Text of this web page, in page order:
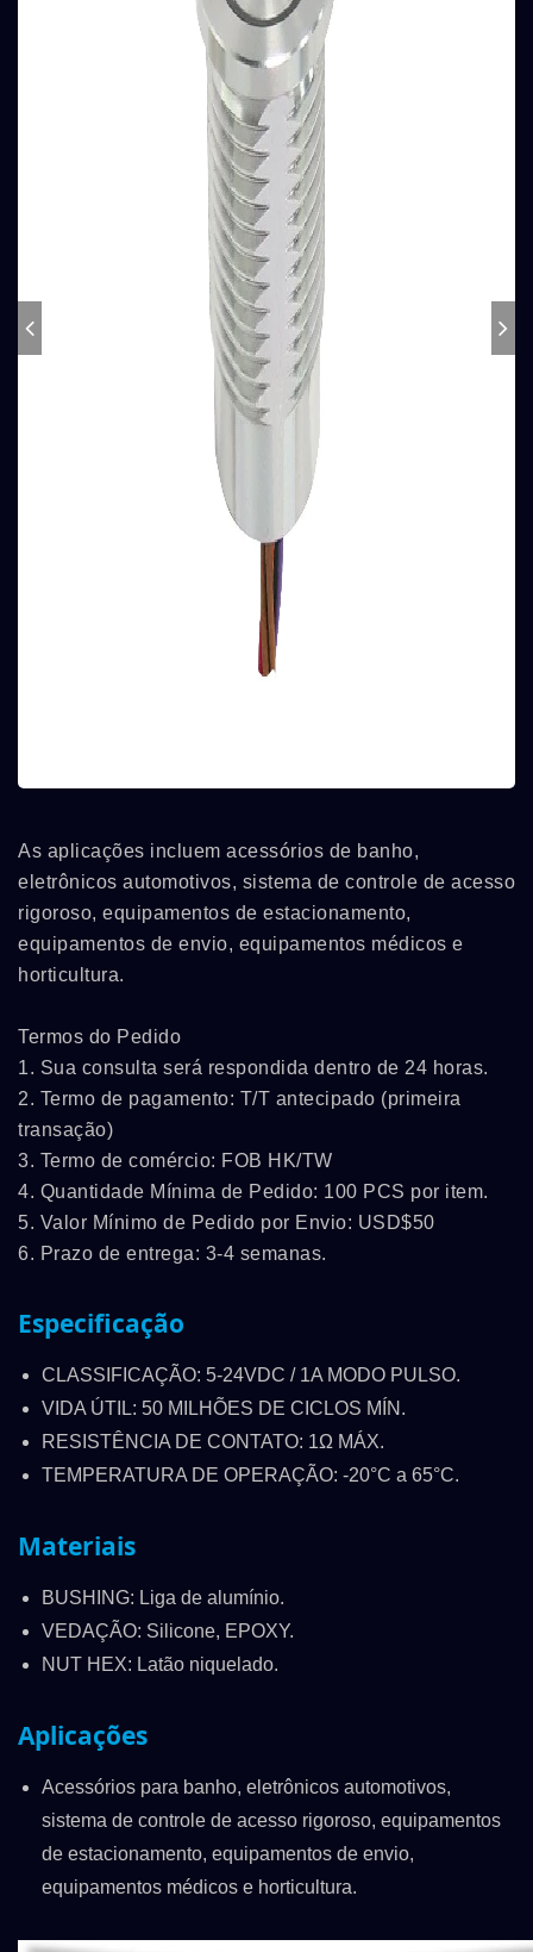
As aplicações incluem acessórios de banho,
eletrônicos automotivos, sistema de controle de acesso
rigoroso, equipamentos de estacionamento,
equipamentos de envio, equipamentos médicos e
horticultura.
Termos do Pedido
1. Sua consulta será respondida dentro de 24 horas.
2. Termo de pagamento: T/T antecipado (primeira
transação)
3. Termo de comércio: FOB HK/TW
4. Quantidade Mínima de Pedido: 100 PCS por item.
5. Valor Mínimo de Pedido por Envio: USD$50
6. Prazo de entrega: 3-4 semanas.
Especificação
CLASSIFICAÇÃO: 5-24VDC / 1A MODO PULSO.
VIDA ÚTIL: 50 MILHÕES DE CICLOS MÍN.
RESISTÊNCIA DE CONTATO: 1Ω MÁX.
TEMPERATURA DE OPERAÇÃO: -20°C a 65°C.
Materiais
BUSHING: Liga de alumínio.
VEDAÇÃO: Silicone, EPOXY.
NUT HEX: Latão niquelado.
Aplicações
Acessórios para banho, eletrônicos automotivos,
sistema de controle de acesso rigoroso, equipamentos
de estacionamento, equipamentos de envio,
equipamentos médicos e horticultura.